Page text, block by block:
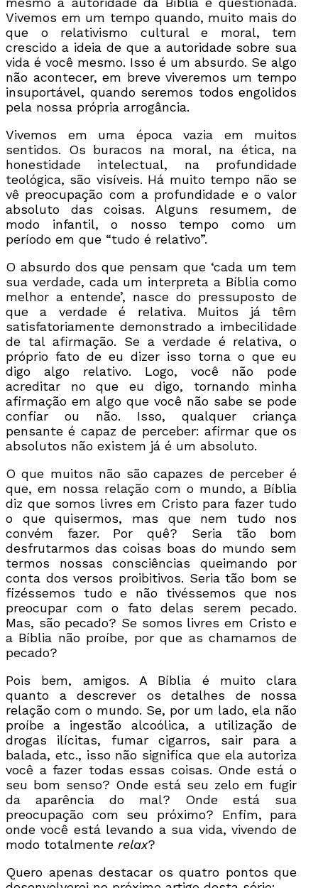
Vivemos em um tempo quando, muito mais do
que o relativismo cultural e moral, tem
crescido a ideia de que a autoridade sobre sua
vida é você mesmo. Isso é um absurdo. Se algo
não acontecer, em breve viveremos um tempo
insuportável, quando seremos todos engolidos
pela nossa própria arrogância.
Vivemos em uma época vazia em muitos
sentidos. Os buracos na moral, na ética, na
honestidade intelectual, na profundidade
teológica, são visíveis. Há muito tempo não se
vê preocupação com a profundidade e o valor
absoluto das coisas. Alguns resumem, de
modo infantil, o nosso tempo como um
período em que “tudo é relativo”.
O absurdo dos que pensam que ‘cada um tem
sua verdade, cada um interpreta a Bíblia como
melhor a entende’, nasce do pressuposto de
que a verdade é relativa. Muitos já têm
satisfatoriamente demonstrado a imbecilidade
de tal afirmação. Se a verdade é relativa, o
próprio fato de eu dizer isso torna o que eu
digo algo relativo. Logo, você não pode
acreditar no que eu digo, tornando minha
afirmação em algo que você não sabe se pode
confiar ou não. Isso, qualquer criança
pensante é capaz de perceber: afirmar que os
absolutos não existem já é um absoluto.
O que muitos não são capazes de perceber é
que, em nossa relação com o mundo, a Bíblia
diz que somos livres em Cristo para fazer tudo
o que quisermos, mas que nem tudo nos
convém fazer. Por quê? Seria tão bom
desfrutarmos das coisas boas do mundo sem
termos nossas consciências queimando por
conta dos versos proibitivos. Seria tão bom se
fizéssemos tudo e não tivéssemos que nos
preocupar com o fato delas serem pecado.
Mas, são pecado? Se somos livres em Cristo e
a Bíblia não proíbe, por que as chamamos de
pecado?
Pois bem, amigos. A Bíblia é muito clara
quanto a descrever os detalhes de nossa
relação com o mundo. Se, por um lado, ela não
proíbe a ingestão alcoólica, a utilização de
drogas ilícitas, fumar cigarros, sair para a
balada, etc., isso não significa que ela autoriza
você a fazer todas essas coisas. Onde está o
seu bom senso? Onde está seu zelo em fugir
da aparência do mal? Onde está sua
preocupação com seu próximo? Enfim, para
onde você está levando a sua vida, vivendo de
modo totalmente relax?
Quero apenas destacar os quatro pontos que